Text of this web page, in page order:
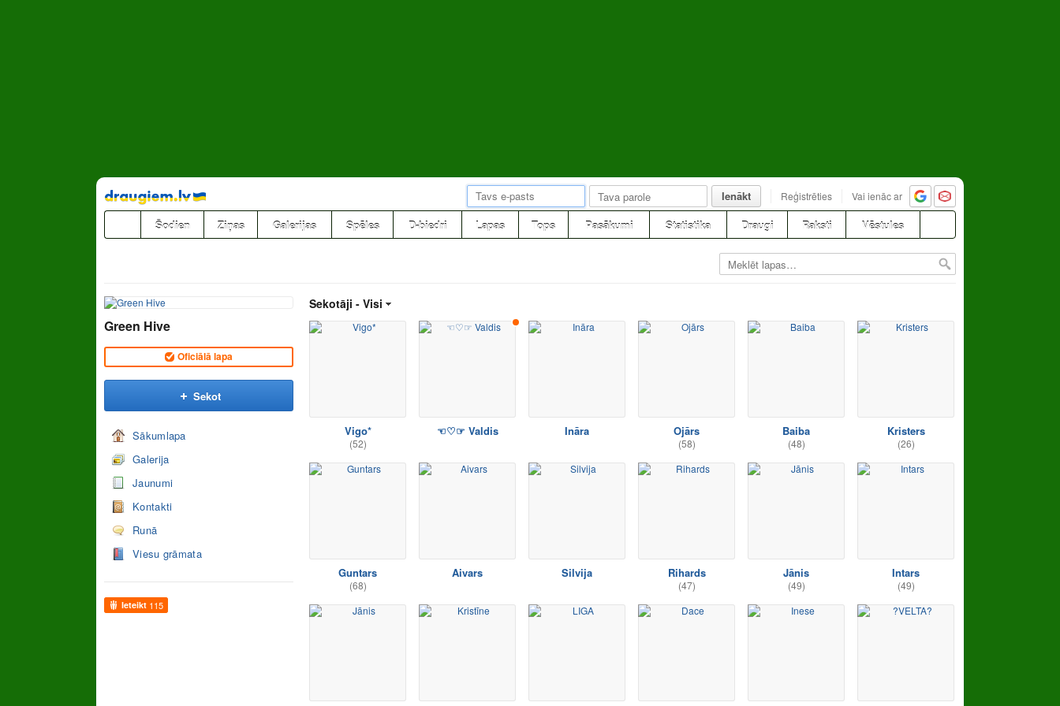
Pāriet
uz
saturu
Ienākt Reģistrēties Vai ienāc ar
Šodien Ziņas Galerijas Spēles D-biedri Lapas Tops Pasākumi Statistika Draugi Raksti Vēstules
Green Hive
Oficiālā lapa
Sekot
Sākumlapa
Galerija
Jaunumi
Kontakti
Runā
Viesu grāmata
Ieteikt 115
Sekotāji - Visi
Vigo*
(52)
☜♡☞ Valdis Ināra Ojārs
(58)
Baiba
(48)
Kristers
(26)
Guntars
(68)
Aivars Silvija Rihards
(47)
Jānis
(49)
Intars
(49)